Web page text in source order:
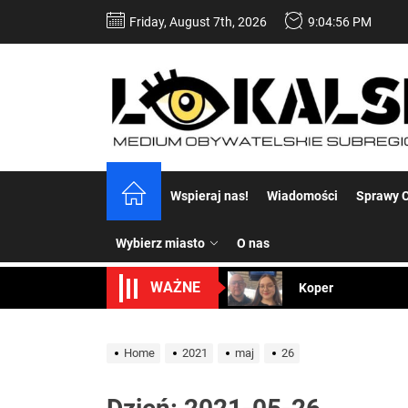
Friday, August 7th, 2026 9:04:57 PM
Wspieraj nas! Wiadomości Sprawy
Wybierz miasto O nas
WAŻNE
Koper – część 2.
Uwaga Dębieńsko
Home 2021 maj 26